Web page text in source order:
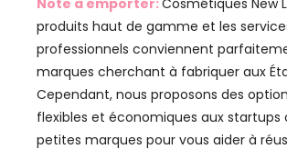
produits haut de gamme et les
professionnels conviennent
marques cherchant à fabriquer aux
Cependant, nous proposons des
flexibles et économiques aux startups
petites marques pour vous aider à